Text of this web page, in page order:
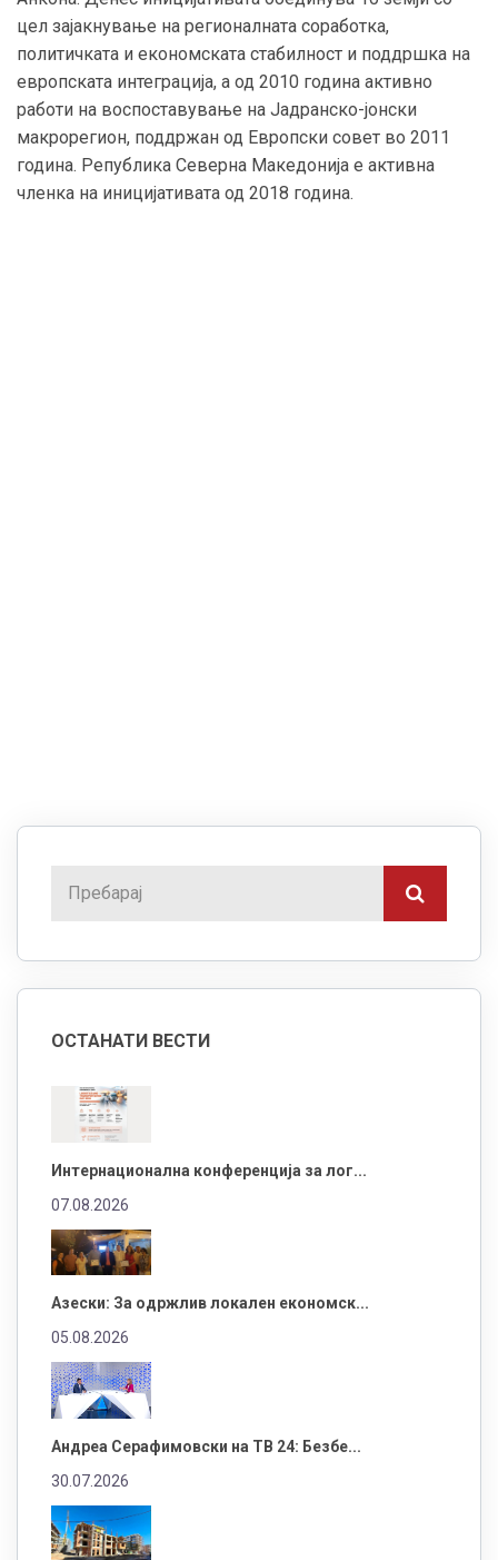
цел зајакнување на регионалната соработка,
политичката и економската стабилност и поддршка на
европската интеграција, а од 2010 година активно
работи на воспоставување на Јадранско-јонски
макрорегион, поддржан од Европски совет во 2011
година. Република Северна Македонија е активна
членка на иницијативата од 2018 година.
ОСТАНАТИ ВЕСТИ
Интернационална конференција за лог...
07.08.2026
Азески: За одржлив локален економск...
05.08.2026
Андреа Серафимовски на ТВ 24: Безбе...
30.07.2026